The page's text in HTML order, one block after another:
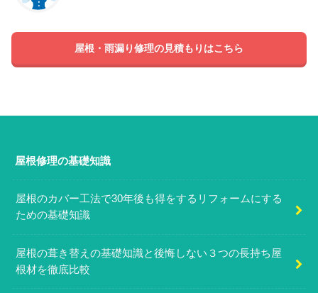
屋根・雨漏り修理の見積もりはこちら
屋根修理の基礎知識
屋根のカバー工法で30年後も得をするリフォームにする
ための基礎知識
屋根の葺き替えの基礎知識と後悔しない３つの長持ち屋
根材を徹底比較